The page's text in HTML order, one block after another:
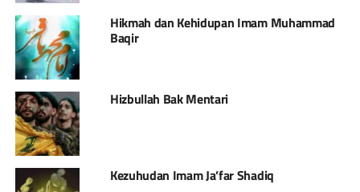
Hikmah dan Kehidupan Imam Muhammad
Baqir
Hizbullah Bak Mentari
Kezuhudan Imam Ja’far Shadiq